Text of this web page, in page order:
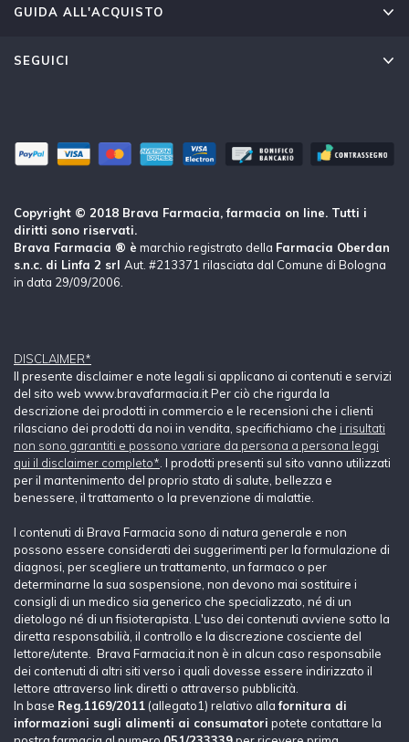
GUIDA ALL'ACQUISTO
SEGUICI
Copyright © 2018 Brava Farmacia, farmacia on line. Tutti i
diritti sono riservati.
Brava Farmacia ® è marchio registrato della Farmacia Oberdan
s.n.c. di Linfa 2 srl Aut. #213371 rilasciata dal Comune di Bologna
in data 29/09/2006.
DISCLAIMER*
Il presente disclaimer e note legali si applicano ai contenuti e servizi
del sito web www.bravafarmacia.it Per ciò che rigurda la
descrizione dei prodotti in commercio e le recensioni che i clienti
rilasciano dei prodotti da noi in vendita, specifichiamo che i risultati
non sono garantiti e possono variare da persona a persona leggi
qui il disclaimer completo* . I prodotti presenti sul sito vanno utilizzati
per il mantenimento del proprio stato di salute, bellezza e
benessere, il trattamento o la prevenzione di malattie.
I contenuti di Brava Farmacia sono di natura generale e non
possono essere considerati dei suggerimenti per la formulazione di
diagnosi, per scegliere un trattamento, un farmaco o per
determinarne la sua sospensione, non devono mai sostituire i
consigli di un medico sia generico che specializzato, né di un
dietologo né di un fisioterapista. L'uso dei contenuti avviene sotto la
diretta responsabilià, il controllo e la discrezione cosciente del
lettore/utente. Brava Farmacia.it non è in alcun caso responsabile
dei contenuti di altri siti verso i quali dovesse essere indirizzato il
lettore attraverso link diretti o attraverso pubblicità.
In base Reg.1169/2011 (allegato1) relativo allafornitura di
informazioni sugli alimenti ai consumatori potete contattare la